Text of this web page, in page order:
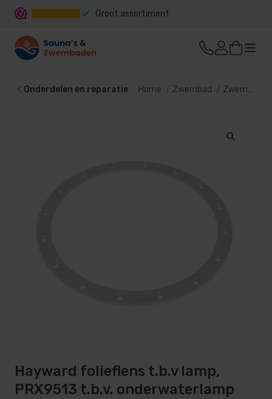
Groot assortiment
Onderdelen en reparatie Home Zwembad Zwembadtechniek
Hayward folieflens t.b.v lamp,
PRX9513 t.b.v. onderwaterlamp